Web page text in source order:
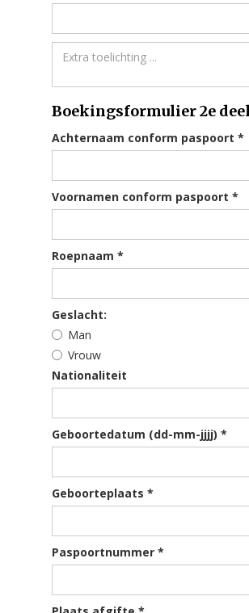
Boekingsformulier 2e
Achternaam conform paspoort *
Voornamen conform paspoort *
Roepnaam *
Geslacht:
Man
Vrouw
Nationaliteit
Geboortedatum (dd-mm-jjjj) *
Geboorteplaats *
Paspoortnummer *